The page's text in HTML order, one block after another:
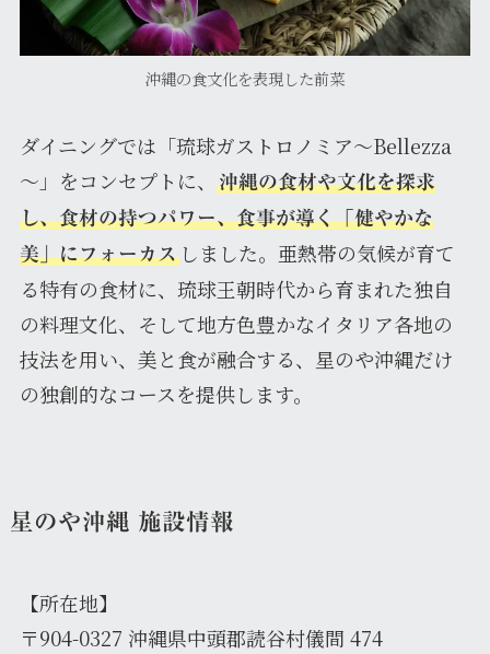
沖縄の食文化を表現した前菜
ダイニングでは「琉球ガストロノミア～Bellezza
～」をコンセプトに、
沖縄の食材や文化を探求
し、食材の持つパワー、食事が導く「健やかな
美」にフォーカスしました。亜熱帯の気候が育て
る特有の食材に、琉球王朝時代から育まれた独自
の料理文化、そして地方色豊かなイタリア各地の
技法を用い、美と食が融合する、星のや沖縄だけ
の独創的なコースを提供します。
星のや沖縄 施設情報
【所在地】
〒904-0327 沖縄県中頭郡読谷村儀間 474